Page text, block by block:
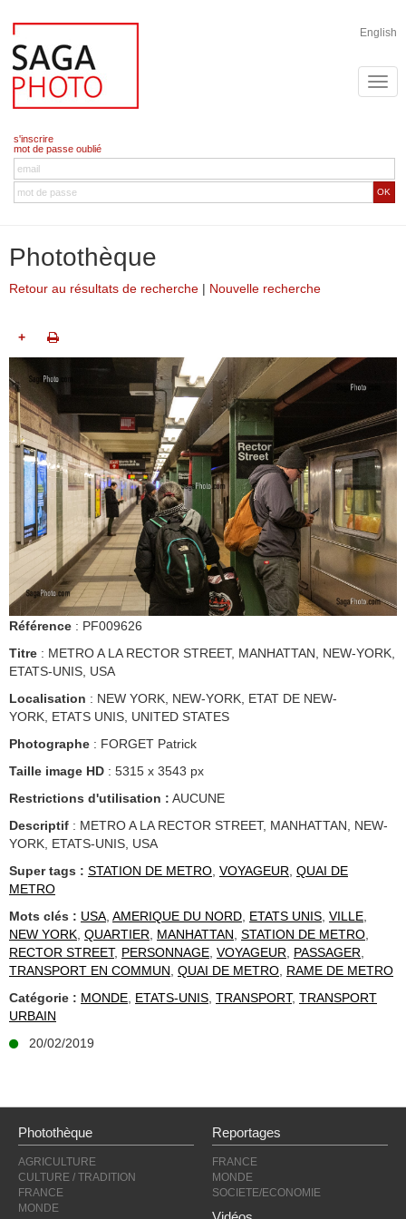
English
s'inscrire
mot de passe oublié
OK
Photothèque
Retour au résultats de recherche | Nouvelle recherche
+
Référence : PF009626
Titre : METRO A LA RECTOR STREET, MANHATTAN, NEW-YORK,
ETATS-UNIS, USA
Localisation : NEW YORK, NEW-YORK, ETAT DE NEW-
YORK, ETATS UNIS, UNITED STATES
Photographe : FORGET Patrick
Taille image HD : 5315 x 3543 px
Restrictions d'utilisation : AUCUNE
Descriptif : METRO A LA RECTOR STREET, MANHATTAN, NEW-
YORK, ETATS-UNIS, USA
Super tags : STATION DE METRO, VOYAGEUR, QUAI DE
METRO
Mots clés : USA, AMERIQUE DU NORD, ETATS UNIS, VILLE,
NEW YORK, QUARTIER, MANHATTAN, STATION DE METRO,
RECTOR STREET, PERSONNAGE, VOYAGEUR, PASSAGER,
TRANSPORT EN COMMUN, QUAI DE METRO, RAME DE METRO
Catégorie : MONDE, ETATS-UNIS, TRANSPORT, TRANSPORT
URBAIN
20/02/2019
Photothèque
AGRICULTURE
CULTURE / TRADITION
FRANCE
MONDE
Reportages
FRANCE
MONDE
SOCIETE/ECONOMIE